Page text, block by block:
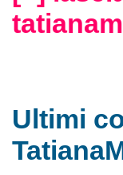
Ultimi